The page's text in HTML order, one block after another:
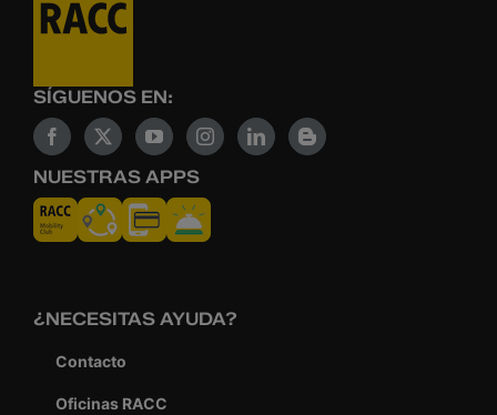
SÍGUENOS EN:
NUESTRAS APPS
¿NECESITAS AYUDA?
Contacto
Oficinas RACC